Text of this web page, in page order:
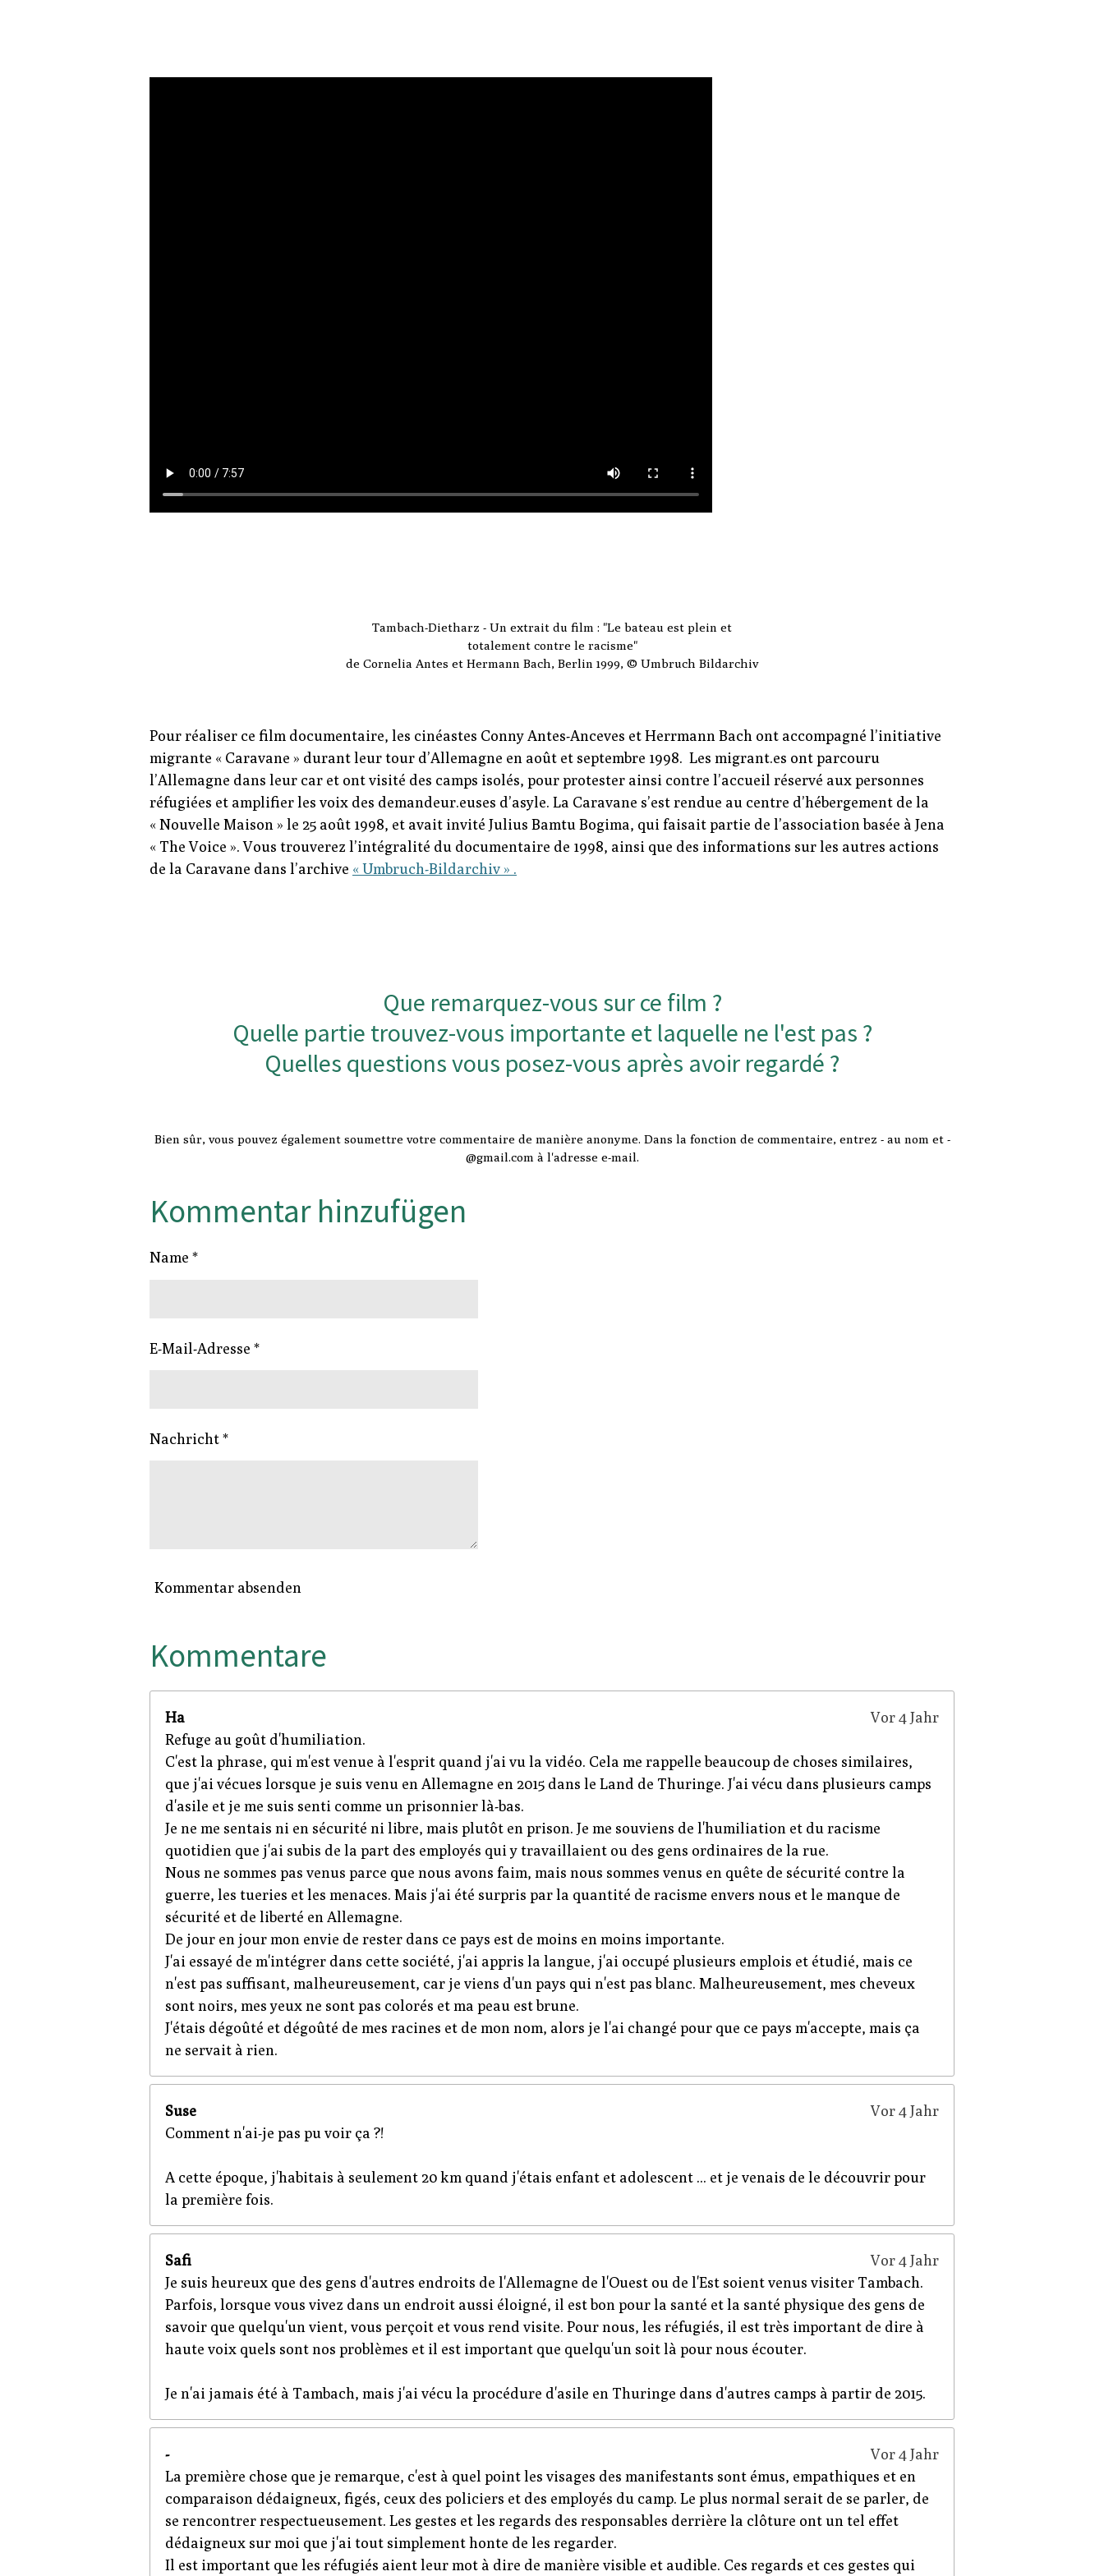
Tambach-Dietharz - Un extrait du film : "Le bateau est plein et
totalement contre le racisme"
de Cornelia Antes et Hermann Bach, Berlin 1999, © Umbruch Bildarchiv
Pour réaliser ce film documentaire, les cinéastes Conny Antes-Anceves et Herrmann Bach ont accompagné l’initiative
migrante « Caravane » durant leur tour d’Allemagne en août et septembre 1998. Les migrant.es ont parcouru
l’Allemagne dans leur car et ont visité des camps isolés, pour protester ainsi contre l’accueil réservé aux personnes
réfugiées et amplifier les voix des demandeur.euses d’asyle. La Caravane s’est rendue au centre d’hébergement de la
« Nouvelle Maison » le 25 août 1998, et avait invité Julius Bamtu Bogima, qui faisait partie de l’association basée à Jena
« The Voice ». Vous trouverez l’intégralité du documentaire de 1998, ainsi que des informations sur les autres actions
de la Caravane dans l’archive « Umbruch-Bildarchiv » .
Que remarquez-vous sur ce film ?
Quelle partie trouvez-vous importante et laquelle ne l'est pas ?
Quelles questions vous posez-vous après avoir regardé ?
Bien sûr, vous pouvez également soumettre votre commentaire de manière anonyme. Dans la fonction de commentaire, entrez - au nom et -
@gmail.com à l'adresse e-mail.
Kommentar hinzufügen
Name *
E-Mail-Adresse *
Nachricht *
Kommentar absenden
Kommentare
Ha
Vor 4 Jahr
Refuge au goût d'humiliation.
C'est la phrase, qui m'est venue à l'esprit quand j'ai vu la vidéo. Cela me rappelle beaucoup de choses similaires,
que j'ai vécues lorsque je suis venu en Allemagne en 2015 dans le Land de Thuringe. J'ai vécu dans plusieurs camps
d'asile et je me suis senti comme un prisonnier là-bas.
Je ne me sentais ni en sécurité ni libre, mais plutôt en prison. Je me souviens de l'humiliation et du racisme
quotidien que j'ai subis de la part des employés qui y travaillaient ou des gens ordinaires de la rue.
Nous ne sommes pas venus parce que nous avons faim, mais nous sommes venus en quête de sécurité contre la
guerre, les tueries et les menaces. Mais j'ai été surpris par la quantité de racisme envers nous et le manque de
sécurité et de liberté en Allemagne.
De jour en jour mon envie de rester dans ce pays est de moins en moins importante.
J'ai essayé de m'intégrer dans cette société, j'ai appris la langue, j'ai occupé plusieurs emplois et étudié, mais ce
n'est pas suffisant, malheureusement, car je viens d'un pays qui n'est pas blanc. Malheureusement, mes cheveux
sont noirs, mes yeux ne sont pas colorés et ma peau est brune.
J'étais dégoûté et dégoûté de mes racines et de mon nom, alors je l'ai changé pour que ce pays m'accepte, mais ça
ne servait à rien.
Suse
Vor 4 Jahr
Comment n'ai-je pas pu voir ça ?!
A cette époque, j'habitais à seulement 20 km quand j'étais enfant et adolescent ... et je venais de le découvrir pour
la première fois.
Safi
Vor 4 Jahr
Je suis heureux que des gens d'autres endroits de l'Allemagne de l'Ouest ou de l'Est soient venus visiter Tambach.
Parfois, lorsque vous vivez dans un endroit aussi éloigné, il est bon pour la santé et la santé physique des gens de
savoir que quelqu'un vient, vous perçoit et vous rend visite. Pour nous, les réfugiés, il est très important de dire à
haute voix quels sont nos problèmes et il est important que quelqu'un soit là pour nous écouter.
Je n'ai jamais été à Tambach, mais j'ai vécu la procédure d'asile en Thuringe dans d'autres camps à partir de 2015.
-
Vor 4 Jahr
La première chose que je remarque, c'est à quel point les visages des manifestants sont émus, empathiques et en
comparaison dédaigneux, figés, ceux des policiers et des employés du camp. Le plus normal serait de se parler, de
se rencontrer respectueusement. Les gestes et les regards des responsables derrière la clôture ont un tel effet
dédaigneux sur moi que j'ai tout simplement honte de les regarder.
Il est important que les réfugiés aient leur mot à dire de manière visible et audible. Ces regards et ces gestes qui